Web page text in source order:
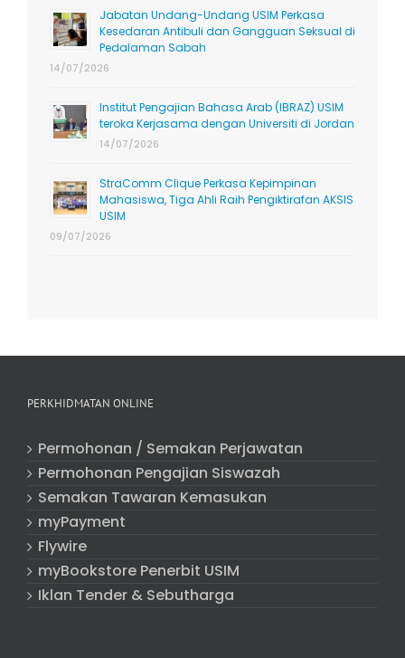
Jabatan Undang-Undang USIM Perkasa
Kesedaran Antibuli dan Gangguan Seksual di
Pedalaman Sabah
14/07/2026
Institut Pengajian Bahasa Arab (IBRAZ) USIM
teroka Kerjasama dengan Universiti di Jordan
14/07/2026
StraComm Clique Perkasa Kepimpinan
Mahasiswa, Tiga Ahli Raih Pengiktirafan AKSIS
USIM
09/07/2026
PERKHIDMATAN ONLINE
Permohonan / Semakan Perjawatan
Permohonan Pengajian Siswazah
Semakan Tawaran Kemasukan
myPayment
Flywire
myBookstore Penerbit USIM
Iklan Tender & Sebutharga